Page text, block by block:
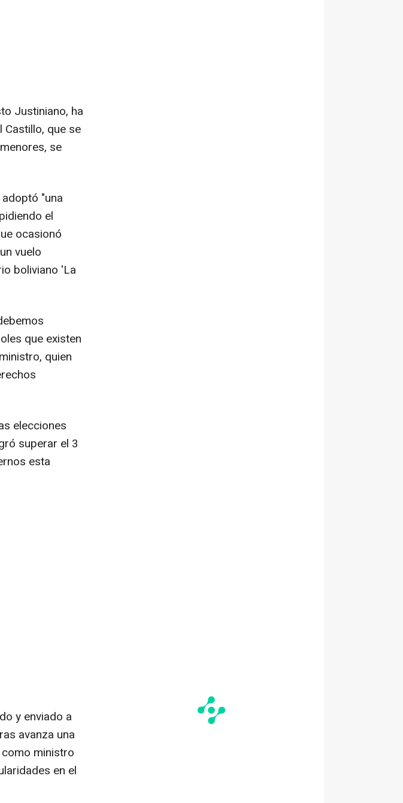
Justiniano, ha
que se
se
"una
el
ocasionó
vuelo
boliviano 'La
que existen
quien
elecciones
superar el 3
esta
y enviado a
avanza una
ministro
en el